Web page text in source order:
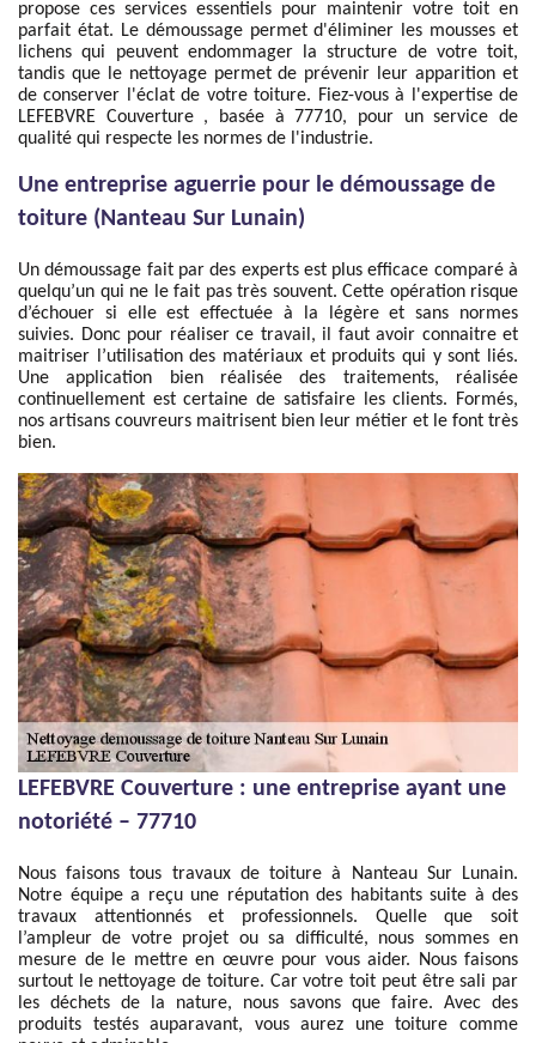
propose ces services essentiels pour maintenir votre toit en
parfait état. Le démoussage permet d'éliminer les mousses et
lichens qui peuvent endommager la structure de votre toit,
tandis que le nettoyage permet de prévenir leur apparition et
de conserver l'éclat de votre toiture. Fiez-vous à l'expertise de
LEFEBVRE Couverture , basée à 77710, pour un service de
qualité qui respecte les normes de l'industrie.
Une entreprise aguerrie pour le démoussage de
toiture (Nanteau Sur Lunain)
Un démoussage fait par des experts est plus efficace comparé à
quelqu’un qui ne le fait pas très souvent. Cette opération risque
d’échouer si elle est effectuée à la légère et sans normes
suivies. Donc pour réaliser ce travail, il faut avoir connaitre et
maitriser l’utilisation des matériaux et produits qui y sont liés.
Une application bien réalisée des traitements, réalisée
continuellement est certaine de satisfaire les clients. Formés,
nos artisans couvreurs maitrisent bien leur métier et le font très
bien.
LEFEBVRE Couverture : une entreprise ayant une
notoriété – 77710
Nous faisons tous travaux de toiture à Nanteau Sur Lunain.
Notre équipe a reçu une réputation des habitants suite à des
travaux attentionnés et professionnels. Quelle que soit
l’ampleur de votre projet ou sa difficulté, nous sommes en
mesure de le mettre en œuvre pour vous aider. Nous faisons
surtout le nettoyage de toiture. Car votre toit peut être sali par
les déchets de la nature, nous savons que faire. Avec des
produits testés auparavant, vous aurez une toiture comme